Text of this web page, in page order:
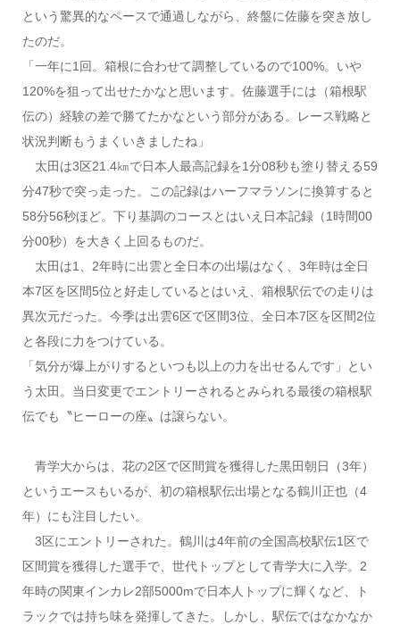
という驚異的なペースで通過しながら、終盤に佐藤を突き放し
たのだ。
「一年に1回。箱根に合わせて調整しているので100%。いや
120%を狙って出せたかなと思います。佐藤選手には（箱根駅
伝の）経験の差で勝てたかなという部分がある。レース戦略と
状況判断もうまくいきましたね」
太田は3区21.4㎞で日本人最高記録を1分08秒も塗り替える59
分47秒で突っ走った。この記録はハーフマラソンに換算すると
58分56秒ほど。下り基調のコースとはいえ日本記録（1時間00
分00秒）を大きく上回るものだ。
太田は1、2年時に出雲と全日本の出場はなく、3年時は全日
本7区を区間5位と好走しているとはいえ、箱根駅伝での走りは
異次元だった。今季は出雲6区で区間3位、全日本7区を区間2位
と各段に力をつけている。
「気分が爆上がりするといつも以上の力を出せるんです」とい
う太田。当日変更でエントリーされるとみられる最後の箱根駅
伝でも〝ヒーローの座〟は譲らない。
青学大からは、花の2区で区間賞を獲得した黒田朝日（3年）
というエースもいるが、初の箱根駅伝出場となる鶴川正也（4
年）にも注目したい。
3区にエントリーされた。鶴川は4年前の全国高校駅伝1区で
区間賞を獲得した選手で、世代トップとして青学大に入学。2
年時の関東インカレ2部5000mで日本人トップに輝くなど、ト
ラックでは持ち味を発揮してきた。しかし、駅伝ではなかなか